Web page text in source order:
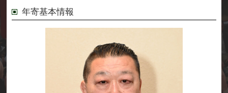
年寄基本情報